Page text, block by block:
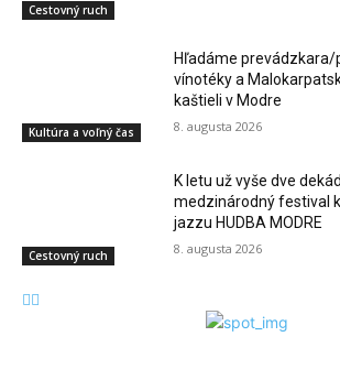
Cestovný ruch
Kultúra a voľný čas
Hľadáme
vínotéky a
kaštieli v Modre
8. augusta 2026
Cestovný ruch
K letu už vyše dve
medzinárodný festival
jazzu HUDBA MODRE
8. augusta 2026